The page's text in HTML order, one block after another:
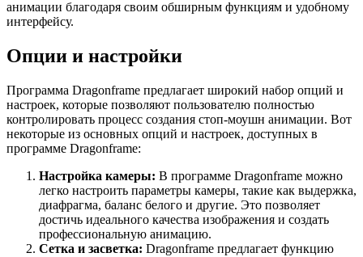
анимации благодаря своим обширным функциям и удобному
интерфейсу.
Опции и настройки
Программа Dragonframe предлагает широкий набор опций и
настроек, которые позволяют пользователю полностью
контролировать процесс создания стоп-моушн анимации. Вот
некоторые из основных опций и настроек, доступных в
программе Dragonframe:
Настройка камеры: В программе Dragonframe можно
легко настроить параметры камеры, такие как выдержка,
диафрагма, баланс белого и другие. Это позволяет
достичь идеального качества изображения и создать
профессиональную анимацию.
Сетка и засветка: Dragonframe предлагает функцию